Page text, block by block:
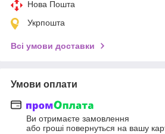
Нова Пошта
Укрпошта
Всі умови доставки
Умови оплати
Ви отримаєте замовлення
або гроші повернуться на вашу